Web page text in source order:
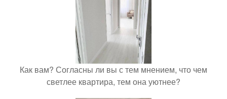
Как вам? Согласны ли вы с тем мнением, что чем
светлее квартира, тем она уютнее?